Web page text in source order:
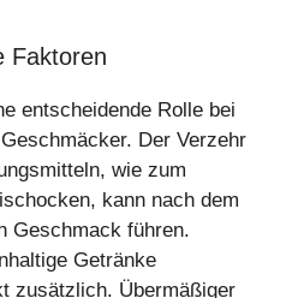
Faktoren
entscheidende Rolle bei
Der Verzehr
wie zum
kann nach dem
Geschmack führen.
Getränke
zusätzlich. Übermäßiger